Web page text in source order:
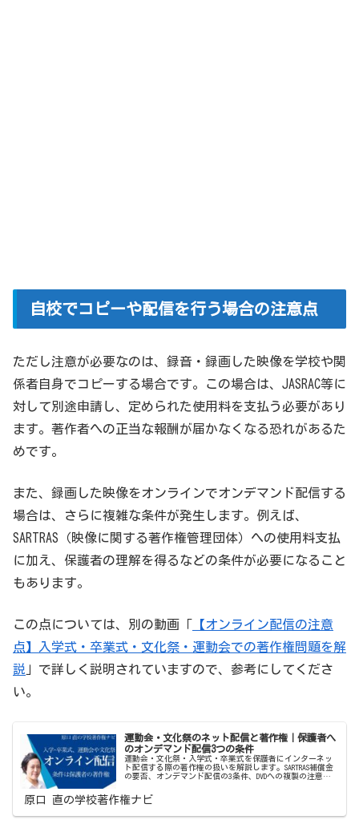
自校でコピーや配信を行う場合の注意点
ただし注意が必要なのは、録音・録画した映像を学校や関
係者自身でコピーする場合です。この場合は、JASRAC等に
対して別途申請し、定められた使用料を支払う必要があり
ます。著作者への正当な報酬が届かなくなる恐れがあるた
めです。
また、録画した映像をオンラインでオンデマンド配信する
場合は、さらに複雑な条件が発生します。例えば、
SARTRAS（映像に関する著作権管理団体）への使用料支払
に加え、保護者の理解を得るなどの条件が必要になること
もあります。
この点については、別の動画「 【オンライン配信の注意
点】入学式・卒業式・文化祭・運動会での著作権問題を解
説 」で詳しく説明されていますので、参考にしてくださ
い。
運動会・文化祭のネット配信と著作権｜保護者へ
のオンデマンド配信3つの条件
運動会・文化祭・入学式・卒業式を保護者にインターネッ
ト配信する際の著作権の扱いを解説します。SARTRAS補償金
の要否、オンデマンド配信の3条件、DVDへの複製の注意点
やすくお伝えします。
原口 直の学校著作権ナビ